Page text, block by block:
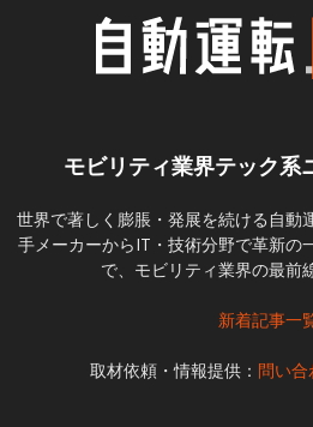
モビリティ業界テック系
世界で著しく膨脹・発展を続ける自動
手メーカーからIT・技術分野で革新の
で、モビリティ業界の最前
新着記事一
取材依頼・情報提供： 問い